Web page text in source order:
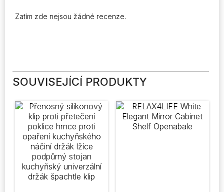
Zatím zde nejsou žádné recenze.
SOUVISEJÍCÍ PRODUKTY